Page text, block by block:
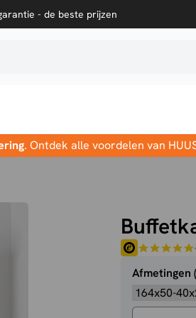
- de beste prijzen
. Ontdek alle voordelen van
Afmetingen